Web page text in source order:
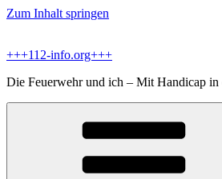
Zum Inhalt springen
+++112-info.org+++
Die Feuerwehr und ich – Mit Handicap in